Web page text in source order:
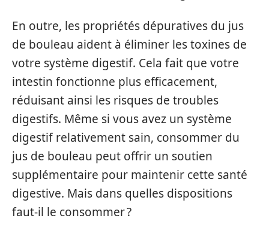
En outre, les propriétés dépuratives du jus
de bouleau aident à éliminer les toxines de
votre système digestif. Cela fait que votre
intestin fonctionne plus efficacement,
réduisant ainsi les risques de troubles
digestifs. Même si vous avez un système
digestif relativement sain, consommer du
jus de bouleau peut offrir un soutien
supplémentaire pour maintenir cette santé
digestive. Mais dans quelles dispositions
faut-il le consommer ?